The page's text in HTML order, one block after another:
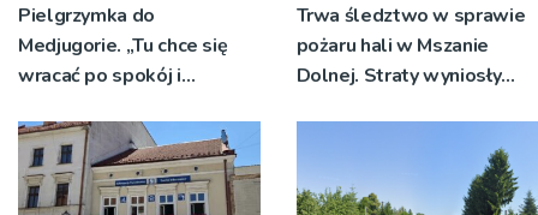
Pielgrzymka do
Medjugorie. „Tu chce się
wracać po spokój i
Trwa śledztwo w sprawie
pożaru hali w Mszanie
Dolnej. Straty wyniosły